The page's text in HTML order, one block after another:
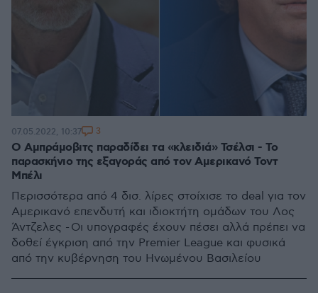
Ο Αμπράμοβιτς παραδίδει τα «κλειδιά» Τσέλσι - Το
παρασκήνιο της εξαγοράς από τον Αμερικανό Τοντ
Μπέλι
Περισσότερα από 4 δισ. λίρες στοίχισε το deal για τον
Αμερικανό επενδυτή και ιδιοκτήτη ομάδων του Λος
Άντζελες - Οι υπογραφές έχουν πέσει αλλά πρέπει να
δοθεί έγκριση από την Premier League και φυσικά
από την κυβέρνηση του Ηνωμένου Βασιλείου
07.05.2022, 10:37 3